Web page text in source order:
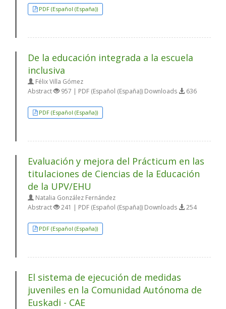
PDF (Español (España))
De la educación integrada a la escuela
inclusiva
Félix Villa Gómez
Abstract
957 | PDF (Español (España)) Downloads 636
PDF (Español (España))
Evaluación y mejora del Prácticum en las
titulaciones de Ciencias de la Educación
de la UPV/EHU
Natalia González Fernández
Abstract
241 | PDF (Español (España)) Downloads 254
PDF (Español (España))
El sistema de ejecución de medidas
juveniles en la Comunidad Autónoma de
Euskadi - CAE